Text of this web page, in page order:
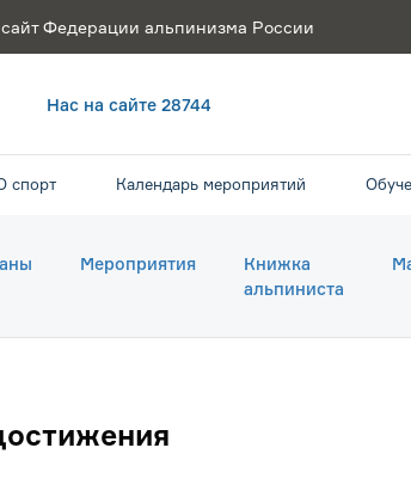
Федерации альпинизма России
Нас на сайте 28744
спорт Календарь мероприятий
Мероприятия
Книжка
альпиниста